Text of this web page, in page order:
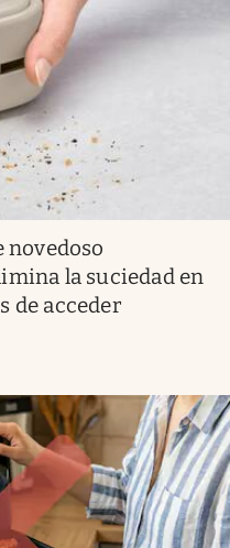
novedoso
la suciedad en
de acceder